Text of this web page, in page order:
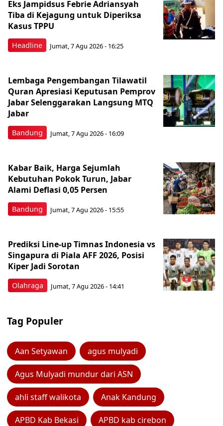
Headline
Eks Jampidsus Febrie Adriansyah
Tiba di Kejagung untuk Diperiksa
Kasus TPPU
Jumat, 7 Agu 2026 - 16:25
Bandung
Lembaga Pengembangan Tilawatil
Quran Apresiasi Keputusan Pemprov
Jabar Selenggarakan Langsung MTQ
Jabar
Jumat, 7 Agu 2026 - 16:09
Bandung
Kabar Baik, Harga Sejumlah
Kebutuhan Pokok Turun, Jabar
Alami Deflasi 0,05 Persen
Jumat, 7 Agu 2026 - 15:55
Olahraga
Prediksi Line-up Timnas Indonesia vs
Singapura di Piala AFF 2026, Posisi
Kiper Jadi Sorotan
Jumat, 7 Agu 2026 - 14:41
Tag Populer
Aan Setyawan agus mulyadi
Agus Mulyadi mundur dari ASN
ahli staff walikota Anak Kandung
APBD Kab Bekasi APBD kab cirebon